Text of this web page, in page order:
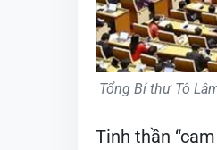
Tổng Bí thư Tô
Tinh thần